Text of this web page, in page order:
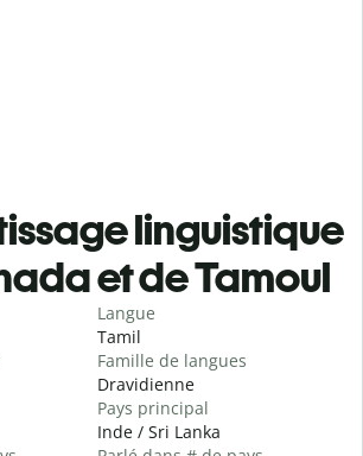
linguistique
et de Tamoul
Langue
Tamil
Famille de langues
Dravidienne
Pays principal
Inde / Sri Lanka